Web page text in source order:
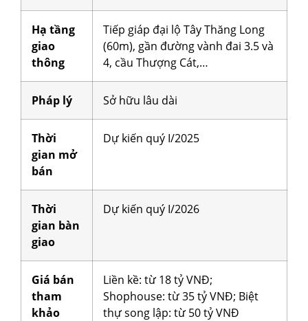
Hạ tầng
giao
thông
Tiếp giáp đại lộ Tây Thăng Long
(60m), gần đường vành đai 3.5 và
4, cầu Thượng Cát,…
Pháp lý Sở hữu lâu dài
Thời
gian mở
bán
Dự kiến quý I/2025
Thời
gian bàn
giao
Dự kiến quý I/2026
Giá bán
tham
khảo
Liền kề: từ 18 tỷ VNĐ;
Shophouse: từ 35 tỷ VNĐ; Biệt
thự song lập: từ 50 tỷ VNĐ